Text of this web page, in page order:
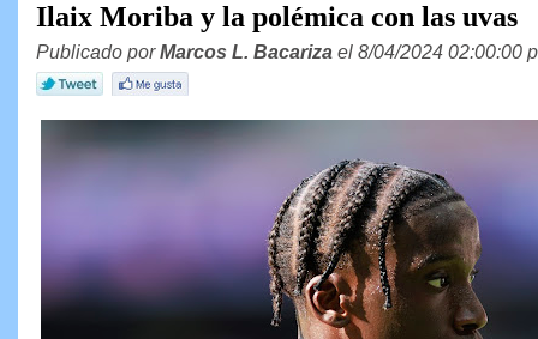
Ilaix Moriba y la polémica con las uvas
Publicado porMarcos L. Bacariza el 8/04/2024 02:00:00